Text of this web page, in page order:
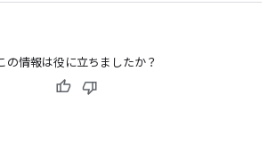
の情報は役に立ちましたか？